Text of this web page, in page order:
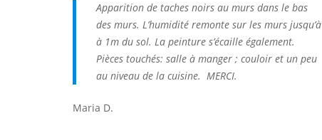
Apparition de taches noirs au murs dans le bas
des murs. L’humidité remonte sur les murs jusqu’à
à 1m du sol. La peinture s’écaille également.
Pièces touchés: salle à manger ; couloir et un peu
au niveau de la cuisine. MERCI.
Maria D.